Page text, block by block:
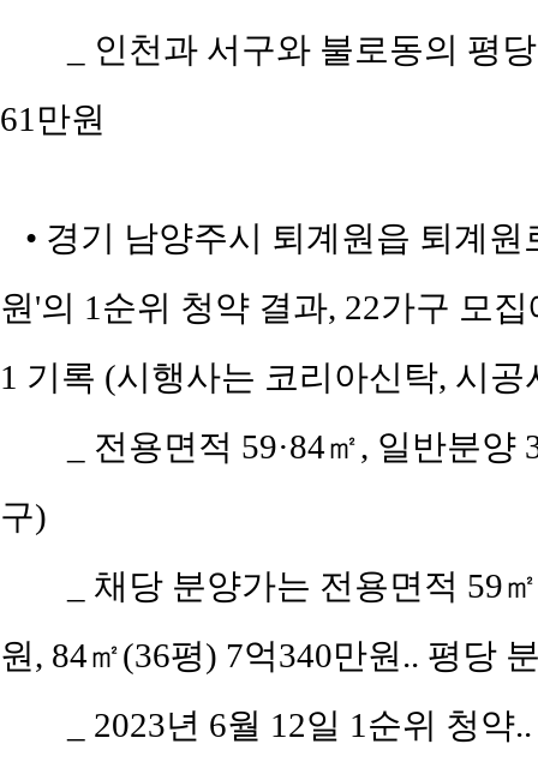
_ 인천과 서구와 불로동의 평
61만원
• 경기 남양주시 퇴계원읍 퇴계
원'의 1순위 청약 결과, 22가구 모
1 기록 (시행사는 코리아신탁, 시
_ 전용면적 59·84㎡, 일반분
구)
_ 채당 분양가는 전용면적 59
원, 84㎡(36평) 7억340만원.. 평당
_ 2023년 6월 12일 1순위 청